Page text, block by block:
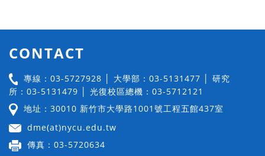
CONTACT
專線：03-5727928 │ 大學部：03-5131477 │ 研究
所：03-5131479 │ 光復校區總機：03-5712121
地址：30010 新竹市大學路1001號工程五館437室
dme(at)nycu.edu.tw
傳真：03-5720634